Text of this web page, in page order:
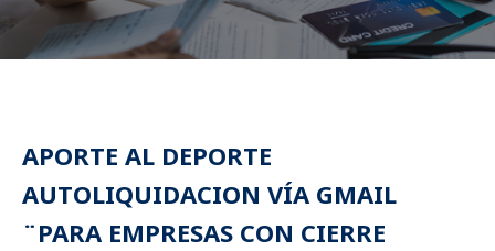
APORTE AL DEPORTE
AUTOLIQUIDACION VÍA GMAIL
¨PARA EMPRESAS CON CIERRE